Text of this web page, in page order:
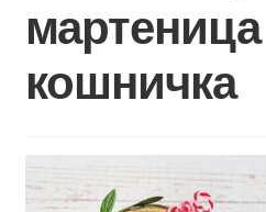
мартеница
кошничка